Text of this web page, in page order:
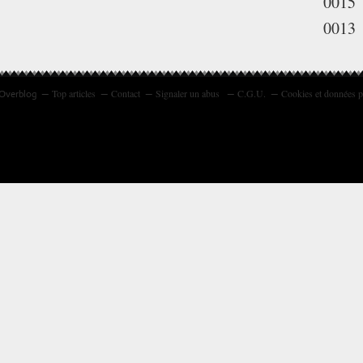
0013
Top articles Contact Signaler un abus C.G.U. Cookies et données